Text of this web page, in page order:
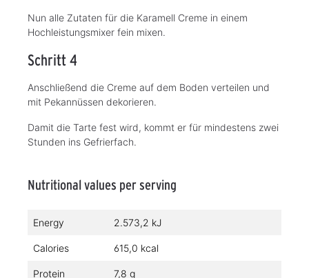
Nun alle Zutaten für die Karamell Creme in einem
Hochleistungsmixer fein mixen.
Schritt 4
Anschließend die Creme auf dem Boden verteilen und
mit Pekannüssen dekorieren.
Damit die Tarte fest wird, kommt er für mindestens zwei
Stunden ins Gefrierfach.
Nutritional values per serving
Energy 2.573,2 kJ
Calories 615,0 kcal
Protein 7,8 g